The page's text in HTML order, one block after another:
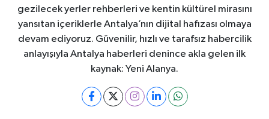
gezilecek yerler rehberleri ve kentin kültürel mirasını
yansıtan içeriklerle Antalya’nın dijital hafızası olmaya
devam ediyoruz. Güvenilir, hızlı ve tarafsız habercilik
anlayışıyla Antalya haberleri denince akla gelen ilk
kaynak: Yeni Alanya.